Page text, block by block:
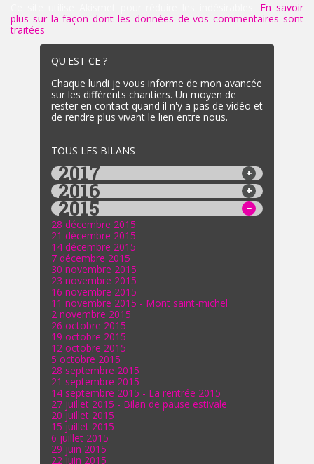
En savoir
plus sur la façon dont les données de vos commentaires sont
traitées
QU'EST CE ?
Chaque lundi je vous informe de mon avancée
sur les différents chantiers. Un moyen de
rester en contact quand il n'y a pas de vidéo et
de rendre plus vivant le lien entre nous.
TOUS LES BILANS
2017
2016
2015
28 décembre 2015
21 décembre 2015
14 décembre 2015
7 décembre 2015
30 novembre 2015
23 novembre 2015
16 novembre 2015
11 novembre 2015 - Mont saint-michel
2 novembre 2015
26 octobre 2015
19 octobre 2015
12 octobre 2015
5 octobre 2015
28 septembre 2015
21 septembre 2015
14 septembre 2015 - La rentrée 2015
27 juillet 2015 - Bilan de pause estivale
20 juillet 2015
15 juillet 2015
6 juillet 2015
29 juin 2015
22 juin 2015